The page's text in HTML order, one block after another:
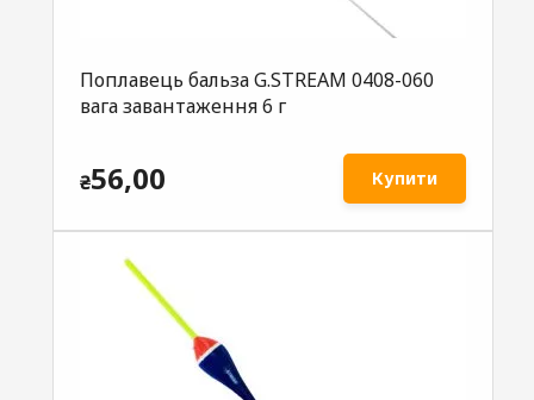
Поплавець бальза G.STREAM 0408-060
вага завантаження 6 г
₴56,00 Купити